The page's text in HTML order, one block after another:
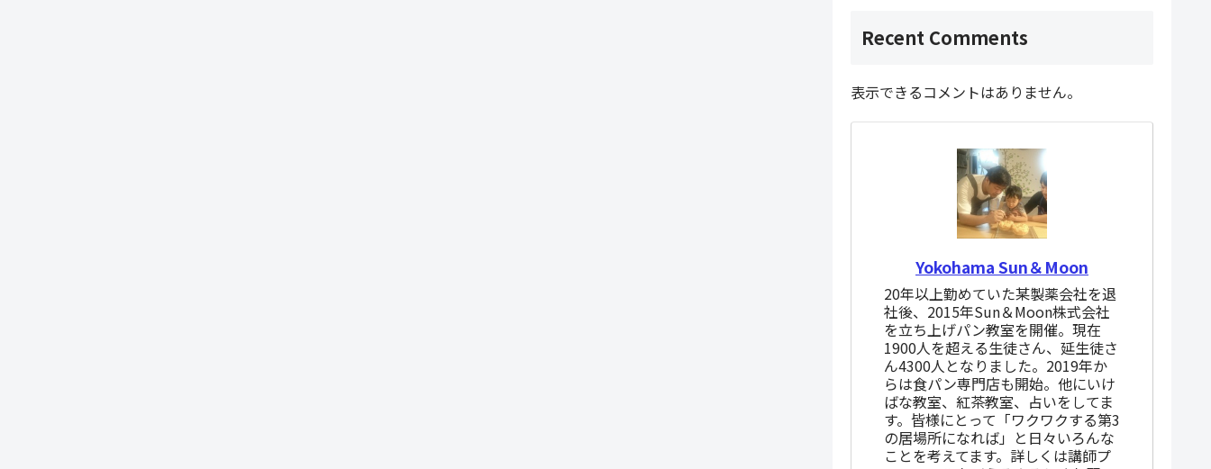
Recent Comments
表示できるコメントはありません。
Yokohama Sun＆Moon
20年以上勤めていた某製薬会社を退
社後、2015年Sun＆Moon株式会社
を立ち上げパン教室を開催。現在
1900人を超える生徒さん、延生徒さ
ん4300人となりました。2019年か
らは食パン専門店も開始。他にいけ
ばな教室、紅茶教室、占いをしてま
す。皆様にとって「ワクワクする第3
の居場所になれば」と日々いろんな
ことを考えてます。詳しくは講師プ